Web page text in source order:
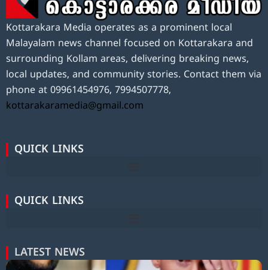
Kottarakara Media operates as a prominent local
Malayalam news channel focused on Kottarakara and
surrounding Kollam areas, delivering breaking news,
local updates, and community stories. Contact them via
phone at 09961454976, 7994507778,
kottarakaramedia@gmail.com
QUICK LINKS
QUICK LINKS
LATEST NEWS